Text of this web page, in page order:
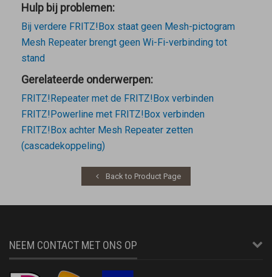
Hulp bij problemen:
Bij verdere FRITZ!Box staat geen Mesh-pictogram
Mesh Repeater brengt geen Wi-Fi-verbinding tot
stand
Gerelateerde onderwerpen:
FRITZ!Repeater met de FRITZ!Box verbinden
FRITZ!Powerline met FRITZ!Box verbinden
FRITZ!Box achter Mesh Repeater zetten
(cascadekoppeling)
Back to Product Page
NEEM CONTACT MET ONS OP